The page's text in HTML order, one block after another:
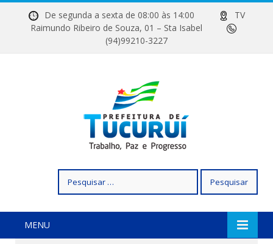
De segunda a sexta de 08:00 às 14:00
TV
Raimundo Ribeiro de Souza, 01 – Sta Isabel
(94)99210-3227
por:
MENU